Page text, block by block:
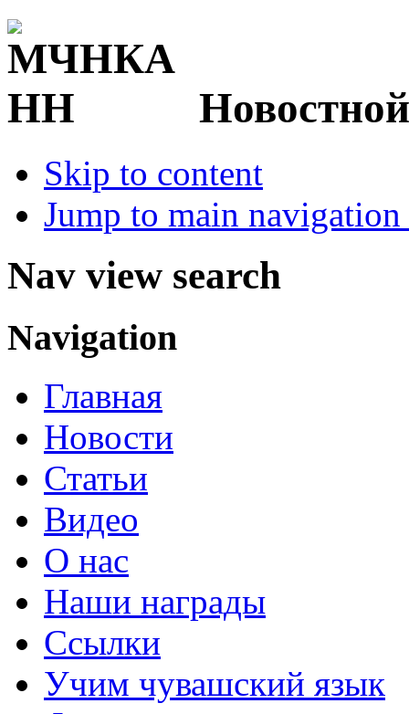
Skip to content
Jump to main
Nav view search
Navigation
Главная
Новости
Статьи
Видео
О нас
Наши награды
Ссылки
Учим чувашский язык